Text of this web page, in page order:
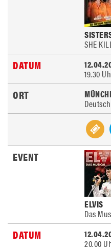
SHE
19.30
ELVIS
Das
20.00